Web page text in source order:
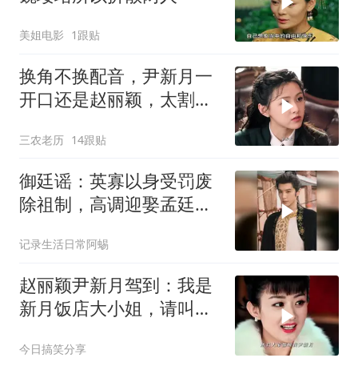
美姐电影 1跟贴
换角不换配音，尹新月一
开口还是赵丽颖，太割裂
三农老历 14跟贴
御廷谣：英寡以身受罚废
除祖制，高调迎娶孟廷
记录生活日常阿蜴
赵丽颖尹新月驾到：我是
新月饭店大小姐，请叫我
今日搞笑分享